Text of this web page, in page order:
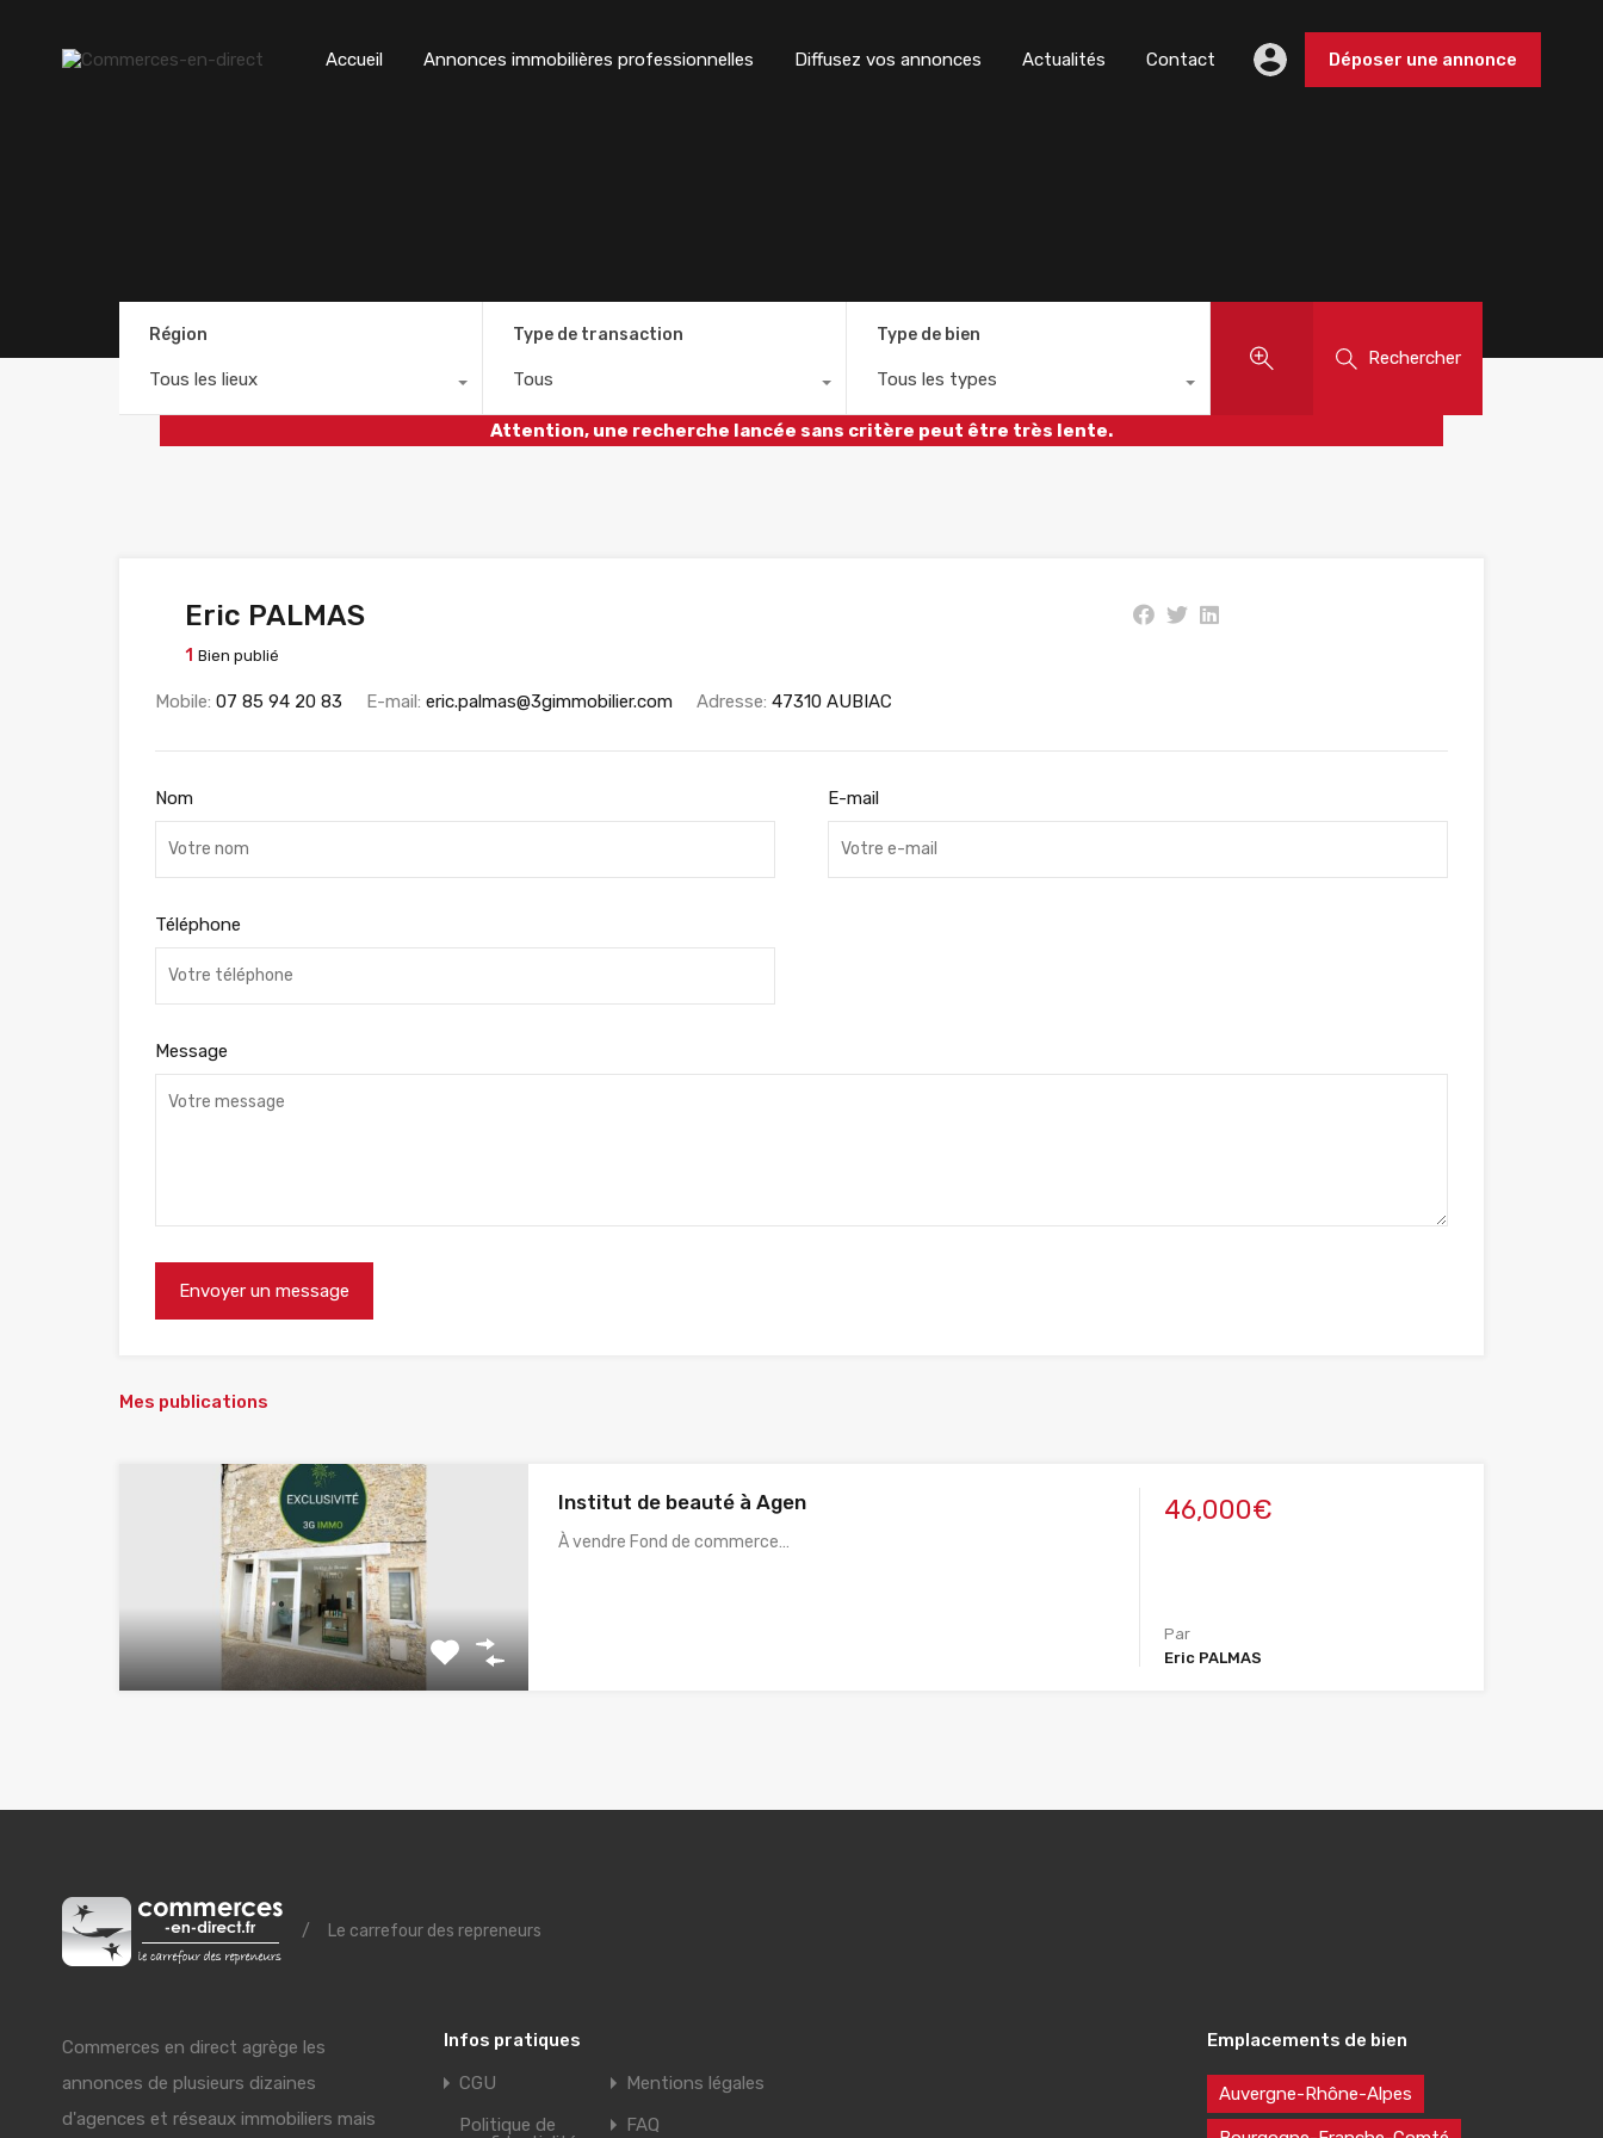
Accueil Annonces immobilières professionnelles Diffusez vos annonces Actualités Contact Déposer une annonce
Région
Tous les lieux
Type de transaction
Tous
Type de bien
Tous les types
Rechercher
Attention, une recherche lancée sans critère peut être très lente.
Eric PALMAS
1 Bien publié
Mobile: 07 85 94 20 83 E-mail: eric.palmas@3gimmobilier.com Adresse: 47310 AUBIAC
Nom E-mail
Téléphone
Message
Mes publications
Institut de beauté à Agen
À vendre Fond de commerce…
46,000€
Par
Eric PALMAS
/ Le carrefour des repreneurs
Commerces en direct agrège les
annonces de plusieurs dizaines
d'agences et réseaux immobiliers mais
Infos pratiques
CGU
Mentions légales
Politique de
FAQ
Emplacements de bien
Auvergne-Rhône-Alpes